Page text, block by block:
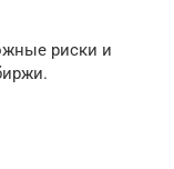
риски и